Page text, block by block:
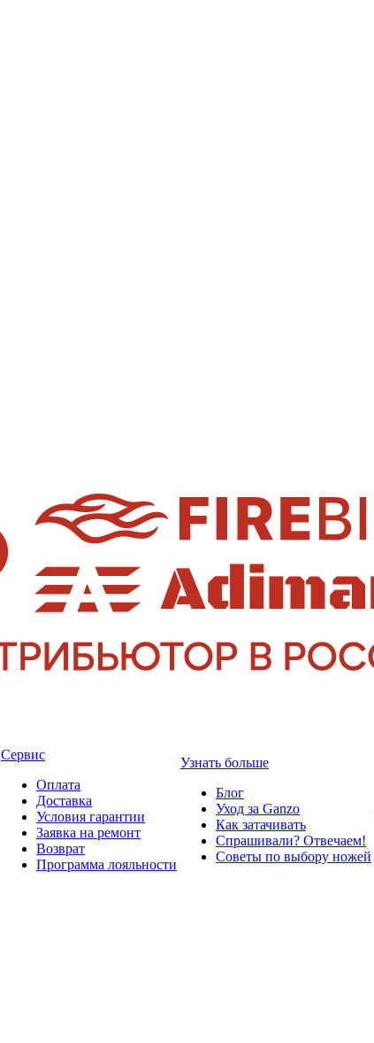
Сервис
Оплата
Доставка
Условия гарантии
Заявка на ремонт
Возврат
Программа лояльности
Узнать больше
Блог
Уход за Ganzo
Как затачивать
Спрашивали? Отвечаем!
Советы по выбору ножей